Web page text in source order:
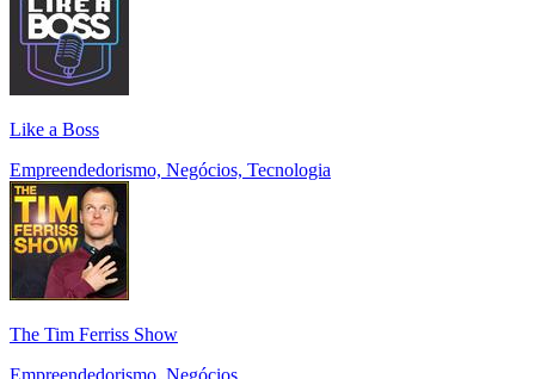
Like a Boss
Empreendedorismo, Negócios, Tecnologia
The Tim Ferriss Show
Empreendedorismo, Negócios